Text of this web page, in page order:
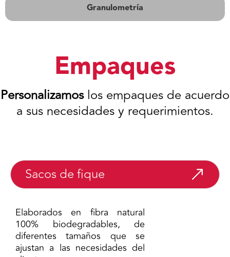
Granulometría
Empaques
Personalizamoslos empaques de acuerdo
a sus necesidades y requerimientos.
Sacos de fique
Elaborados en fibra natural
100% biodegradables, de
diferentes tamaños que se
ajustan a las necesidades del